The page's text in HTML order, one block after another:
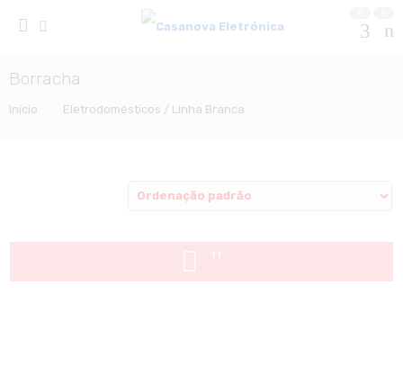
Borracha
Início Eletrodomésticos / Linha Branca